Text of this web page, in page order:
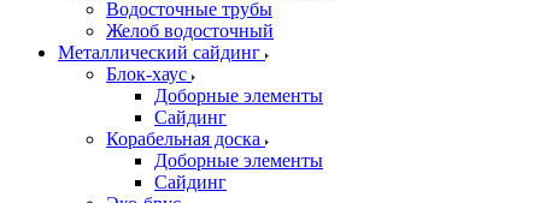
Водосточные трубы
Желоб водосточный
Металлический сайдинг
Блок-хаус
Доборные элементы
Сайдинг
Корабельная доска
Доборные элементы
Сайдинг